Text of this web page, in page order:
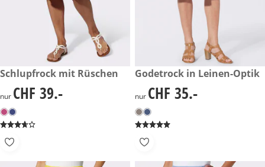
CHF 39.-
Schlupfrock mit Rüschen
CHF 39.-
nur CHF 39.-
CHF 35.-
Godetrock in Leinen-Optik
CHF 35.-
nur CHF 35.-